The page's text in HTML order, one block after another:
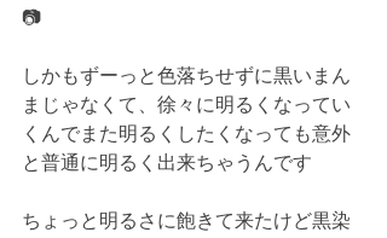
📷
しかもずーっと色落ちせずに黒いまん
まじゃなくて、徐々に明るくなってい
くんでまた明るくしたくなっても意外
と普通に明るく出来ちゃうんです
ちょっと明るさに飽きて来たけど黒染